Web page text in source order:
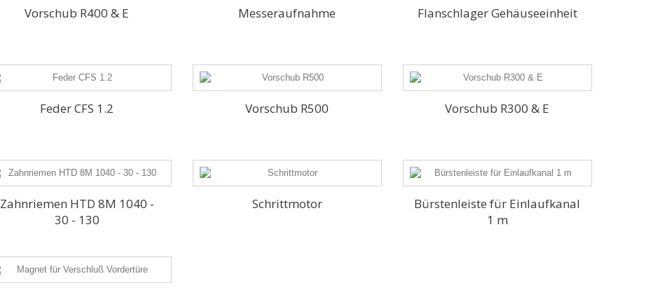
Vorschub R400 & E Messeraufnahme Flanschlager Gehäuseeinheit
Feder CFS 1.2 Vorschub R500 Vorschub R300 & E
Zahnriemen HTD 8M 1040 -
30 - 130
Schrittmotor
Bürstenleiste für Einlaufkanal
1 m